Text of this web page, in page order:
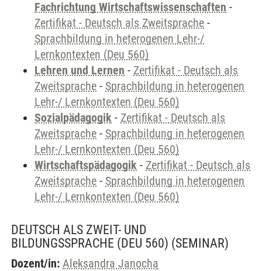
Fachrichtung Wirtschaftswissenschaften -
Zertifikat - Deutsch als Zweitsprache -
Sprachbildung in heterogenen Lehr-/
Lernkontexten (Deu 560)
Lehren und Lernen - Zertifikat - Deutsch als
Zweitsprache - Sprachbildung in heterogenen
Lehr-/ Lernkontexten (Deu 560)
Sozialpädagogik - Zertifikat - Deutsch als
Zweitsprache - Sprachbildung in heterogenen
Lehr-/ Lernkontexten (Deu 560)
Wirtschaftspädagogik - Zertifikat - Deutsch als
Zweitsprache - Sprachbildung in heterogenen
Lehr-/ Lernkontexten (Deu 560)
DEUTSCH ALS ZWEIT- UND
BILDUNGSSPRACHE (DEU 560) (SEMINAR)
Dozent/in: Aleksandra Janocha